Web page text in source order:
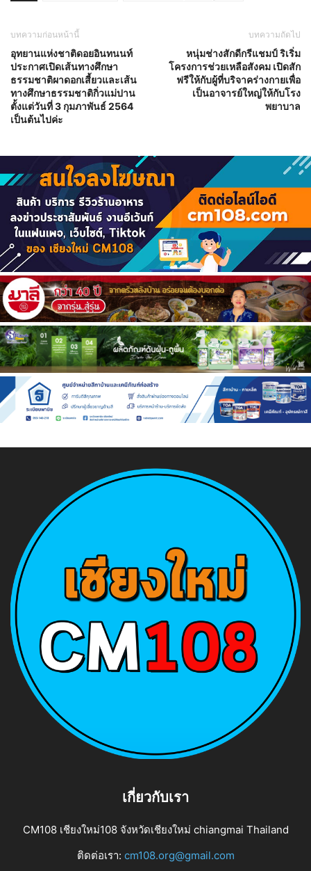
บทความก่อนหน้านี้
อุทยานแห่ง​ชาติดอยอินท​นนท์​
ประกาศเปิดเส้นทางศึกษา​
ธรรมชาติ​ผาดอกเสี้ยวและเส้น
ทางศึกษาธรรมชาติกิ่วแม่ปาน
ตั้งแต่วันที่ 3 กุมภาพันธ์​ 2564
เป็นต้นไปค่ะ
บทความถัดไป
หนุ่มช่างสักดีกรีแชมป์ ริเริ่ม
โครงการช่วยเหลือสังคม เปิดสัก
ฟรีให้กับผู้ที่บริจาคร่างกายเพื่อ
เป็นอาจารย์ใหญ่ให้กับโรง
พยาบาล
เกี่ยวกับเรา
CM108 เชียงใหม่108 จังหวัดเชียงใหม่ chiangmai Thailand
ติดต่อเรา: cm108.org@gmail.com